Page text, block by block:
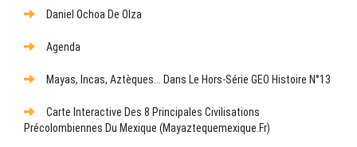
Daniel Ochoa De Olza
Agenda
Mayas, Incas, Aztèques... Dans Le Hors-Série GEO Histoire N°13
Carte Interactive Des 8 Principales Civilisations
Précolombiennes Du Mexique (mayaztequemexique.fr)